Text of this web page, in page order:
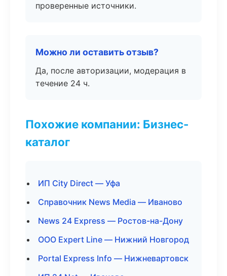
проверенные источники.
Можно ли оставить отзыв?
Да, после авторизации, модерация в
течение 24 ч.
Похожие компании: Бизнес-
каталог
ИП City Direct — Уфа
Справочник News Media — Иваново
News 24 Express — Ростов-на-Дону
ООО Expert Line — Нижний Новгород
Portal Express Info — Нижневартовск